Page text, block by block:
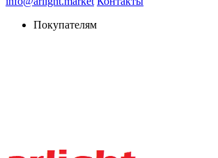
Покупателям